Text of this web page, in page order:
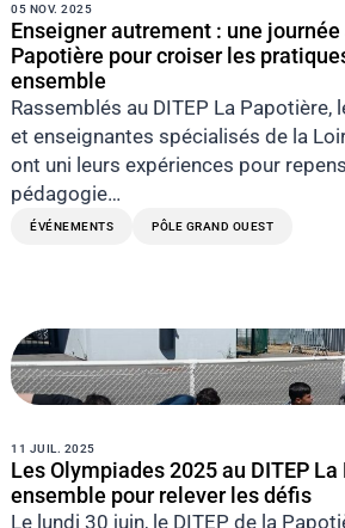
05 NOV. 2025
Enseigner autrement : une journée
Papotière pour croiser les
ensemble
Rassemblés au DITEP La Papotière,
et enseignantes spécialisés de la
ont uni leurs expériences pour
pédagogie…
ÉVÉNEMENTS PÔLE GRAND OUEST
11 JUIL. 2025
Les Olympiades 2025 au DITEP
ensemble pour relever les défis
Le lundi 30 juin, le DITEP de la